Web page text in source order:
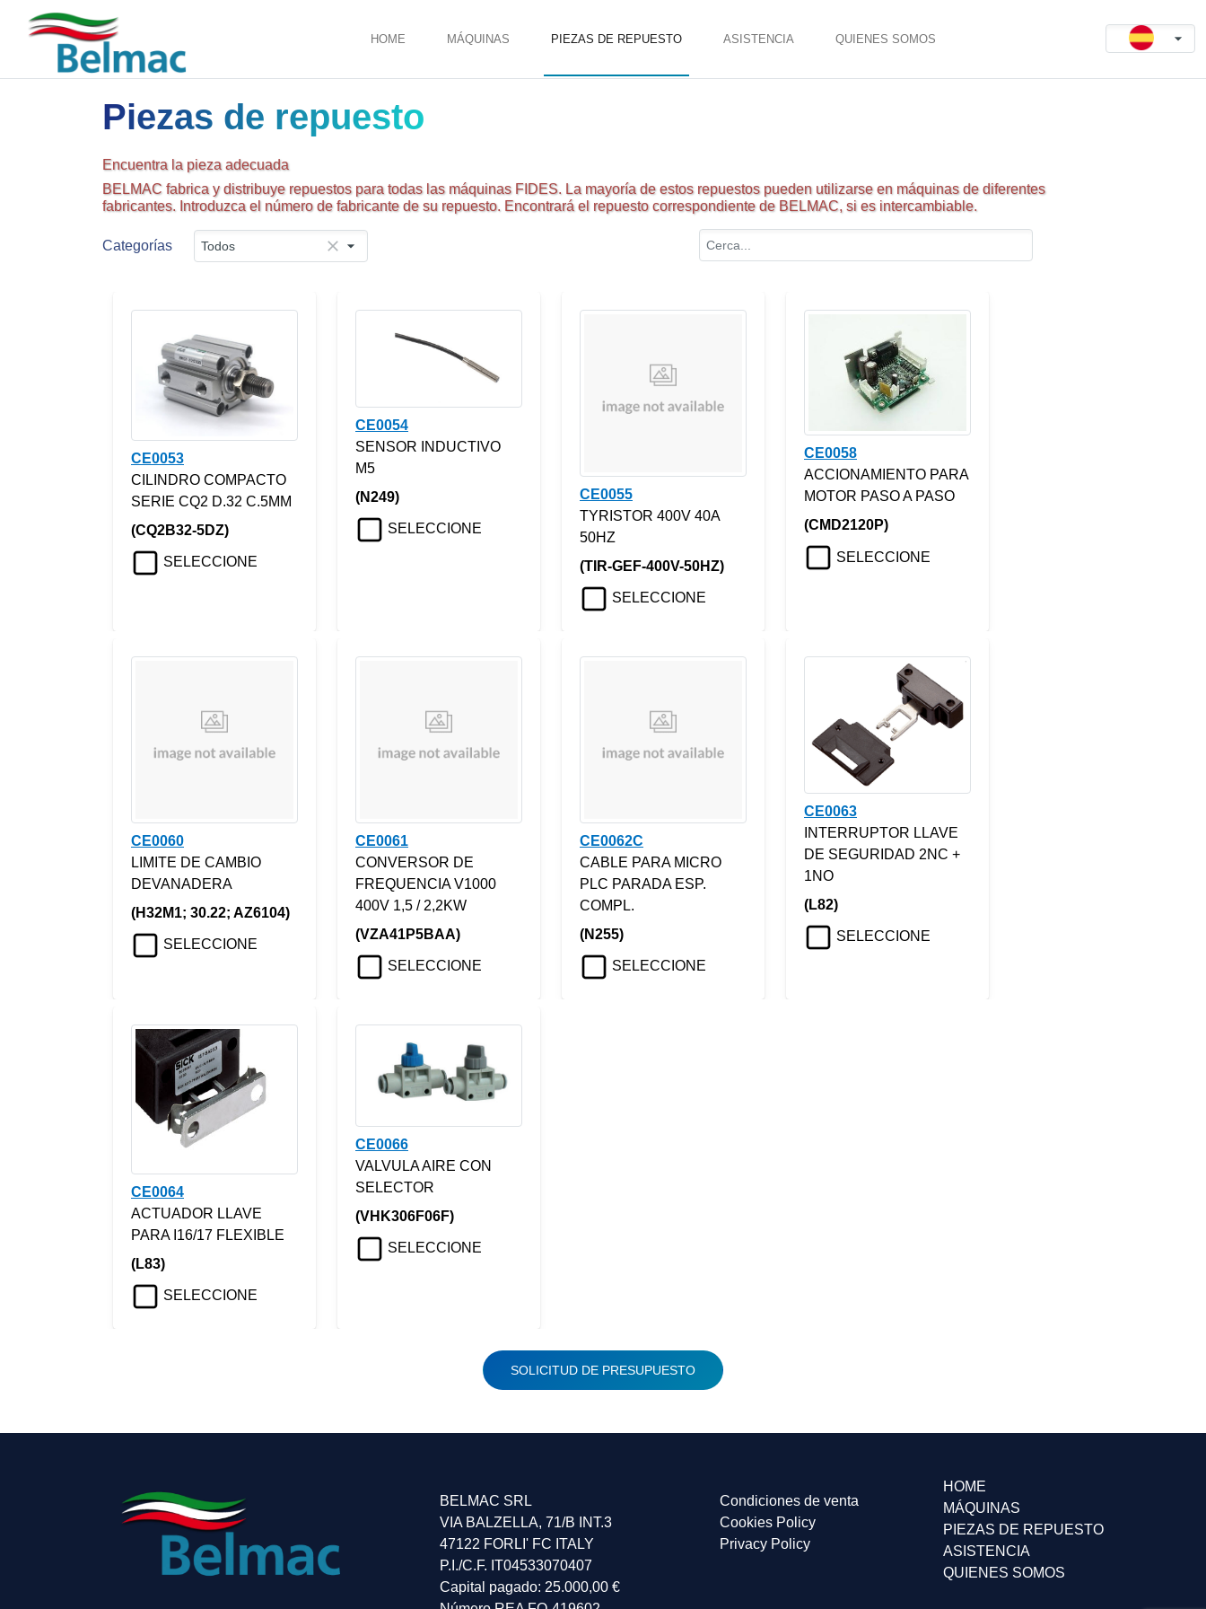
HOME MÁQUINAS PIEZAS DE REPUESTO ASISTENCIA QUIENES SOMOS
Piezas de repuesto
Encuentra la pieza adecuada
BELMAC fabrica y distribuye repuestos para todas las máquinas FIDES. La mayoría de estos repuestos pueden utilizarse en máquinas de diferentes
fabricantes. Introduzca el número de fabricante de su repuesto. Encontrará el repuesto correspondiente de BELMAC, si es intercambiable.
Categorías Todos
CE0053
CILINDRO COMPACTO
SERIE CQ2 D.32 C.5MM
(CQ2B32-5DZ)
SELECCIONE
CE0054
SENSOR INDUCTIVO
M5
(N249)
SELECCIONE
CE0055
TYRISTOR 400V 40A
50HZ
(TIR-GEF-400V-50HZ)
SELECCIONE
CE0058
ACCIONAMIENTO PARA
MOTOR PASO A PASO
(CMD2120P)
SELECCIONE
CE0060
LIMITE DE CAMBIO
DEVANADERA
(H32M1; 30.22; AZ6104)
SELECCIONE
CE0061
CONVERSOR DE
FREQUENCIA V1000
400V 1,5 / 2,2KW
(VZA41P5BAA)
SELECCIONE
CE0062C
CABLE PARA MICRO
PLC PARADA ESP.
COMPL.
(N255)
SELECCIONE
CE0063
INTERRUPTOR LLAVE
DE SEGURIDAD 2NC +
1NO
(L82)
SELECCIONE
CE0064
ACTUADOR LLAVE
PARA I16/17 FLEXIBLE
(L83)
SELECCIONE
CE0066
VALVULA AIRE CON
SELECTOR
(VHK306F06F)
SELECCIONE
SOLICITUD DE PRESUPUESTO
BELMAC SRL
VIA BALZELLA, 71/B INT.3
47122 FORLI' FC ITALY
P.I./C.F. IT04533070407
Capital pagado: 25.000,00 €
Condiciones de venta
Cookies Policy
Privacy Policy
HOME
MÁQUINAS
PIEZAS DE REPUESTO
ASISTENCIA
QUIENES SOMOS